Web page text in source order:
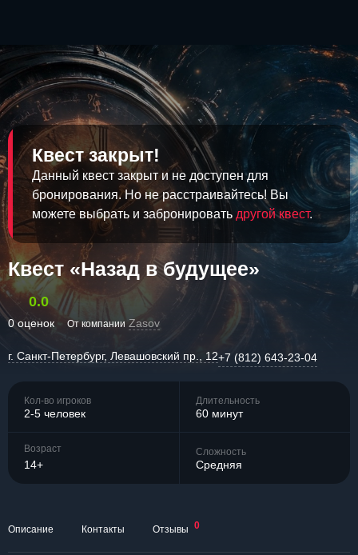
Квест закрыт!
Данный квест закрыт и не доступен для
бронирования. Но не расстраивайтесь! Вы
можете выбрать и забронировать другой квест.
Квест «Назад в будущее»
0.0
0 оценок От компании Zasov
г. Санкт-Петербург, Левашовский пр., 12+7 (812) 643-23-04
Кол-во игроков
2-5 человек
Длительность
60 минут
Возраст
14+
Сложность
Средняя
Описание Контакты Отзывы 0